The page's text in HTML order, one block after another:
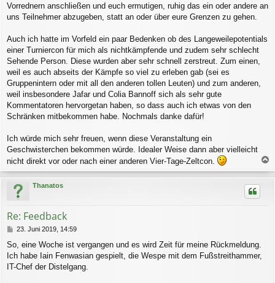
Vorrednern anschließen und euch ermutigen, ruhig das ein oder andere an
uns Teilnehmer abzugeben, statt an oder über eure Grenzen zu gehen.
Auch ich hatte im Vorfeld ein paar Bedenken ob des Langeweilepotentials
einer Turniercon für mich als nichtkämpfende und zudem sehr schlecht
Sehende Person. Diese wurden aber sehr schnell zerstreut. Zum einen,
weil es auch abseits der Kämpfe so viel zu erleben gab (sei es
Gruppenintern oder mit all den anderen tollen Leuten) und zum anderen,
weil insbesondere Jafar und Colia Bannoff sich als sehr gute
Kommentatoren hervorgetan haben, so dass auch ich etwas von den
Schränken mitbekommen habe. Nochmals danke dafür!
Ich würde mich sehr freuen, wenn diese Veranstaltung ein
Geschwisterchen bekommen würde. Idealer Weise dann aber vielleicht
nicht direkt vor oder nach einer anderen Vier-Tage-Zeltcon.
c
Thanatos
Re: Feedback
B
i
t
r
23. Juni 2019, 14:59
So, eine Woche ist vergangen und es wird Zeit für meine Rückmeldung.
Ich habe Iain Fenwasian gespielt, die Wespe mit dem Fußstreithammer,
IT-Chef der Distelgang.